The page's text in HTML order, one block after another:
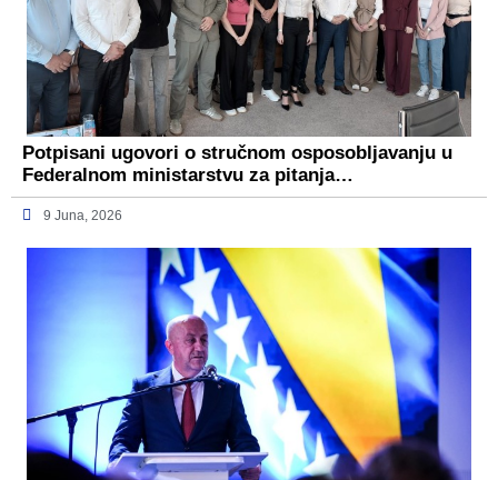
Potpisani ugovori o stručnom osposobljavanju u
Federalnom ministarstvu za pitanja…
9 Juna, 2026